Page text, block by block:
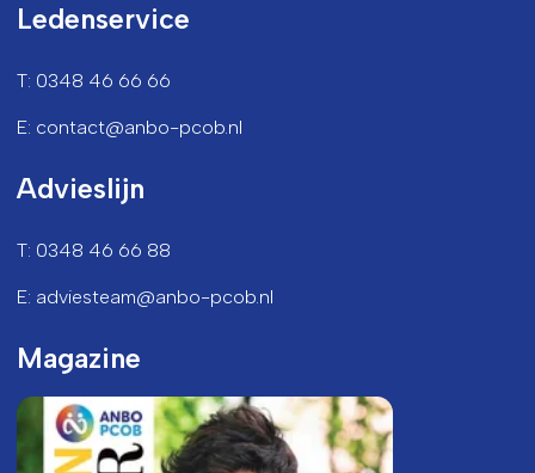
Ledenservice
T: 0348 46 66 66
E: contact@anbo-pcob.nl
Advieslijn
T: 0348 46 66 88
E: adviesteam@anbo-pcob.nl
Magazine